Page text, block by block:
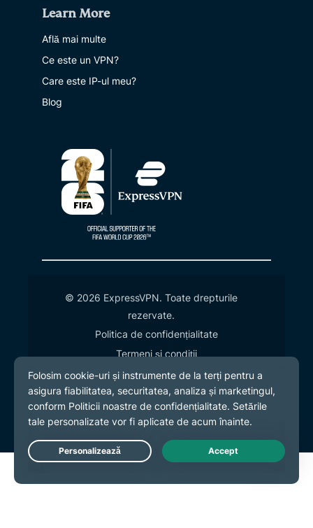
Learn More
Află mai multe
Ce este un VPN?
Care este IP-ul meu?
Blog
© 2026 ExpressVPN. Toate drepturile
rezervate.
Politica de confidențialitate
Termeni și condiții
Preferințe cookies
Live Chat